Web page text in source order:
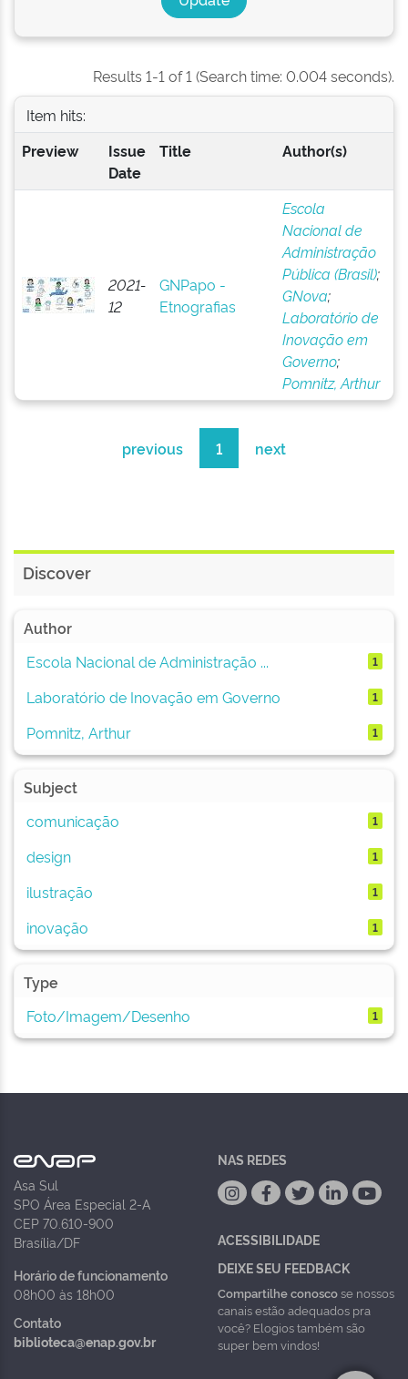
Results 1-1 of 1 (Search time: 0.004 seconds).
Item hits:
Preview
Issue
Date
Title Author(s)
2021-
12
GNPapo -
Etnografias
Escola
Nacional de
Administração
Pública (Brasil);
GNova;
Laboratório de
Inovação em
Governo;
Pomnitz, Arthur
previous 1 next
Discover
Author
Escola Nacional de Administração ...
1
Laboratório de Inovação em Governo 1
Pomnitz, Arthur 1
Subject
comunicação
1
design 1
ilustração 1
inovação 1
Type
Foto/Imagem/Desenho
1
Asa Sul
SPO Área Especial 2-A
CEP 70.610-900
Brasília/DF
Horário de funcionamento
08h00 às 18h00
Contato
biblioteca@enap.gov.br
NAS REDES
ACESSIBILIDADE
DEIXE SEU FEEDBACK
Compartilhe conoscose nossos
canais estão adequados pra
você? Elogios também são
super bem vindos!